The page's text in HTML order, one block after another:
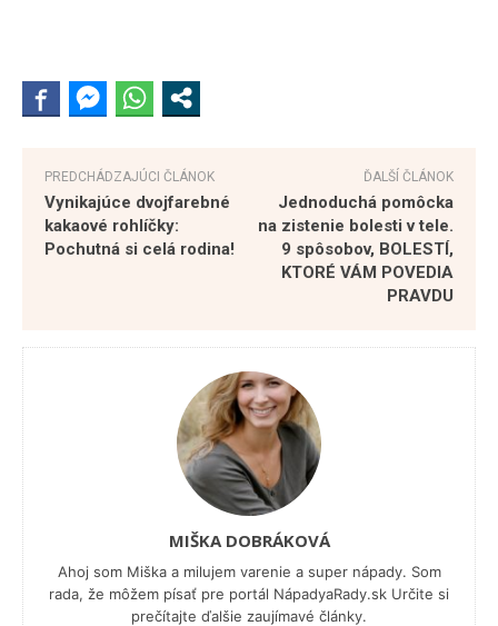
PREDCHÁDZAJÚCI ČLÁNOK
Vynikajúce dvojfarebné
kakaové rohlíčky:
Pochutná si celá rodina!
ĎALŠÍ ČLÁNOK
Jednoduchá pomôcka
na zistenie bolesti v tele.
9 spôsobov, BOLESTÍ,
KTORÉ VÁM POVEDIA
PRAVDU
MIŠKA DOBRÁKOVÁ
Ahoj som Miška a milujem varenie a super nápady. Som
rada, že môžem písať pre portál NápadyaRady.sk Určite si
prečítajte ďalšie zaujímavé články.